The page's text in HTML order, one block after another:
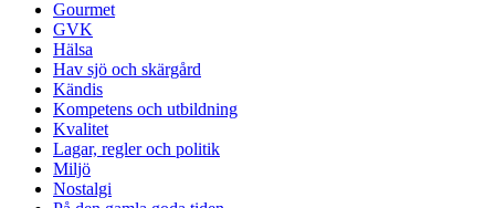
Gourmet
GVK
Hälsa
Hav sjö och skärgård
Kändis
Kompetens och utbildning
Kvalitet
Lagar, regler och politik
Miljö
Nostalgi